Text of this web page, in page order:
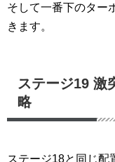
そして一番下のター
きます。
ステージ19 激
略
ステージ18と同じ配